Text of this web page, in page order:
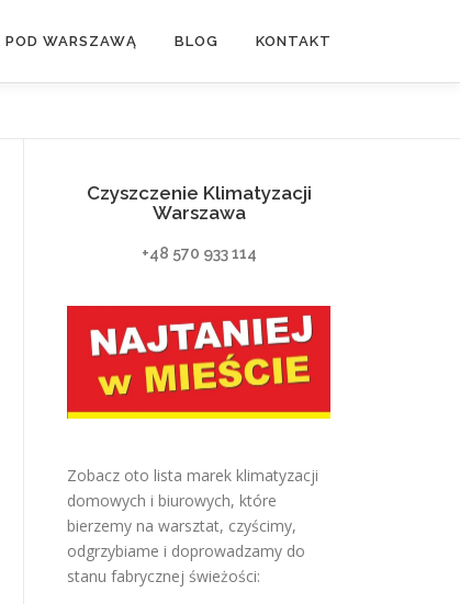
WARSZAWĄ BLOG KONTAKT
Czyszczenie Klimatyzacji
Warszawa
+48 570 933 114
Zobacz oto lista marek klimatyzacji
domowych i biurowych, które
bierzemy na warsztat, czyścimy,
odgrzybiame i doprowadzamy do
stanu fabrycznej świeżości: